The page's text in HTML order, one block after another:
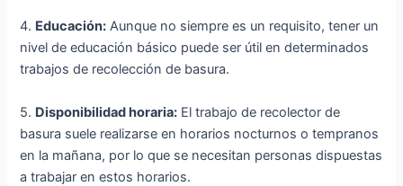
4. Educación: Aunque no siempre es un requisito, tener un
nivel de educación básico puede ser útil en determinados
trabajos de recolección de basura.
5. Disponibilidad horaria: El trabajo de recolector de
basura suele realizarse en horarios nocturnos o tempranos
en la mañana, por lo que se necesitan personas dispuestas
a trabajar en estos horarios.